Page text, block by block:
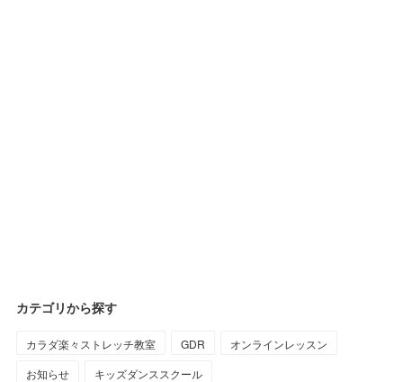
カテゴリから探す
カラダ楽々ストレッチ教室 GDR
オンラインレッスン
お知らせ
キッズダンススクール